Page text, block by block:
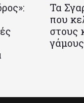
Τα
που
στους
γάμους